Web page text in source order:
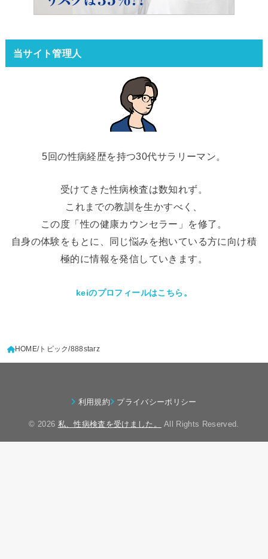
当サイト管理人
5回の性病経歴を持つ30代サラリーマン。
受けてきた性病検査は数知れず。
これまでの教訓を生かすべく、
この度「性の健康カウンセラー」を修了。
自身の体験をもとに、同じ悩みを抱いている方に向け積
極的に情報を発信していきます。
keiのプロフィールはこちら。
HOME トピック 888starz
利用規約 プライバシーポリシー
© 2026 私、性病検査を受けました。 All Rights Reserved.